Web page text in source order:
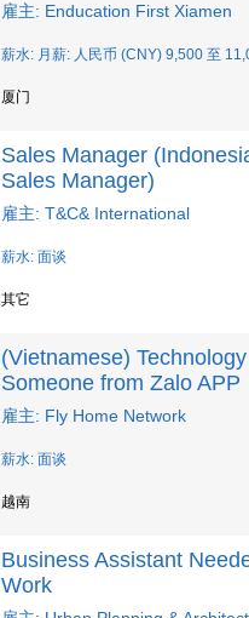
雇主: Enducation First Xiamen
薪水: 月薪: 人民币 (CNY) 9,500 至
厦门
Sales Manager
Sales Manager)
雇主: T&C& International
薪水: 面谈
其它
(Vietnamese)
Someone from Zalo APP
雇主: Fly Home Network
薪水: 面谈
越南
Business Assistant
Work